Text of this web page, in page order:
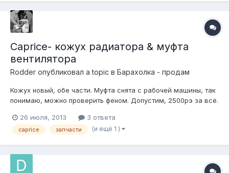
по крепежным отв...
Caprice- кожух радиатора & муфта
вентилятора
Rodder опубликовал a topic в Барахолка - продам
Кожух новый, обе части. Муфта снята с рабочей машины, так
понимаю, можно проверить феном. Допустим, 2500рэ за всё.
тритоновский в 2тыр за каждую половинку кожуха. Тлф. в
профиле
26 июля, 2013 3 ответа
caprice запчасти (и ещё 1 )